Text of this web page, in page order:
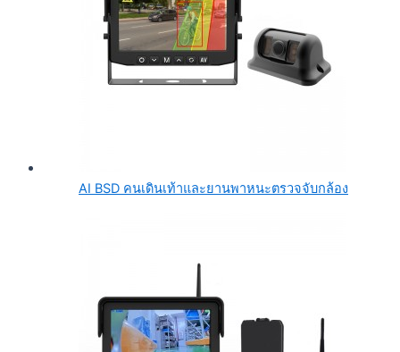
AI BSD คนเดินเท้าและยานพาหนะตรวจจับกล้อง